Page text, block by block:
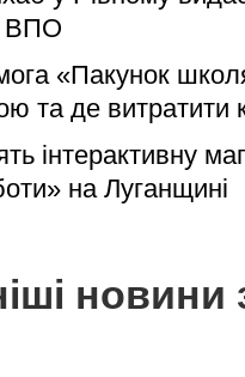
ВПО
«Пакунок
та де витратити
інтерактивну
на Луганщині
новини